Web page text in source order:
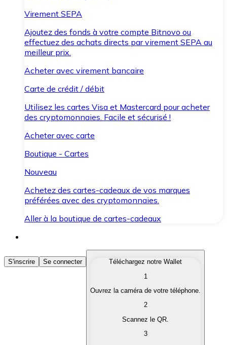
Virement SEPA
Ajoutez des fonds à votre compte Bitnovo ou
effectuez des achats directs par virement SEPA au
meilleur prix.
Acheter avec virement bancaire
Carte de crédit / débit
Utilisez les cartes Visa et Mastercard pour acheter
des cryptomonnaies. Facile et sécurisé !
Acheter avec carte
Boutique - Cartes
Nouveau
Achetez des cartes-cadeaux de vos marques
préférées avec des cryptomonnaies.
Aller à la boutique de cartes-cadeaux
Acheter des Cryptomonnaies
Achetez les cryptomonnaies qui vous intéressent
Convertissez vos cryptomonnaies en monnaie
S'inscrire Se connecter
Téléchargez notre Wallet
1
Ouvrez la caméra de votre téléphone.
2
Scannez le QR.
3